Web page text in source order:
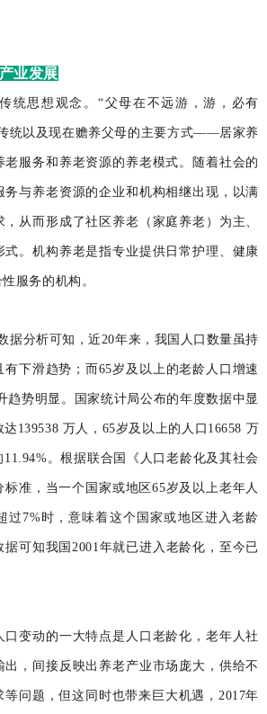
业发展
统思想观念。“父母在不远游，游，必有
统以及现在赡养父母的主要方式——居家养
服务和养老资源的养老模式。随着社会的
务与养老资源的企业和机构相继出现，以满
从而形成了社区养老（家庭养老）为主、
式。机构养老是指专业提供日常护理、健康
服务的机构。
据分析可知，近20年来，我国人口数量虽持
下滑趋势；而65岁及以上的老龄人口增速
趋势明显。国家统计局公布的年度数据中显
139538 万人，65岁及以上的人口16658 万
11.94%。根据联合国《人口老龄化及其社会
准，当一个国家或地区65岁及以上老年人
过7%时，意味着这个国家或地区进入老龄
可知我国2001年就已进入老龄化，至今已
口变动的一大特点是人口老龄化，老年人社
，间接反映出养老产业市场庞大，供给不
等问题，但这同时也带来巨大机遇，2017年